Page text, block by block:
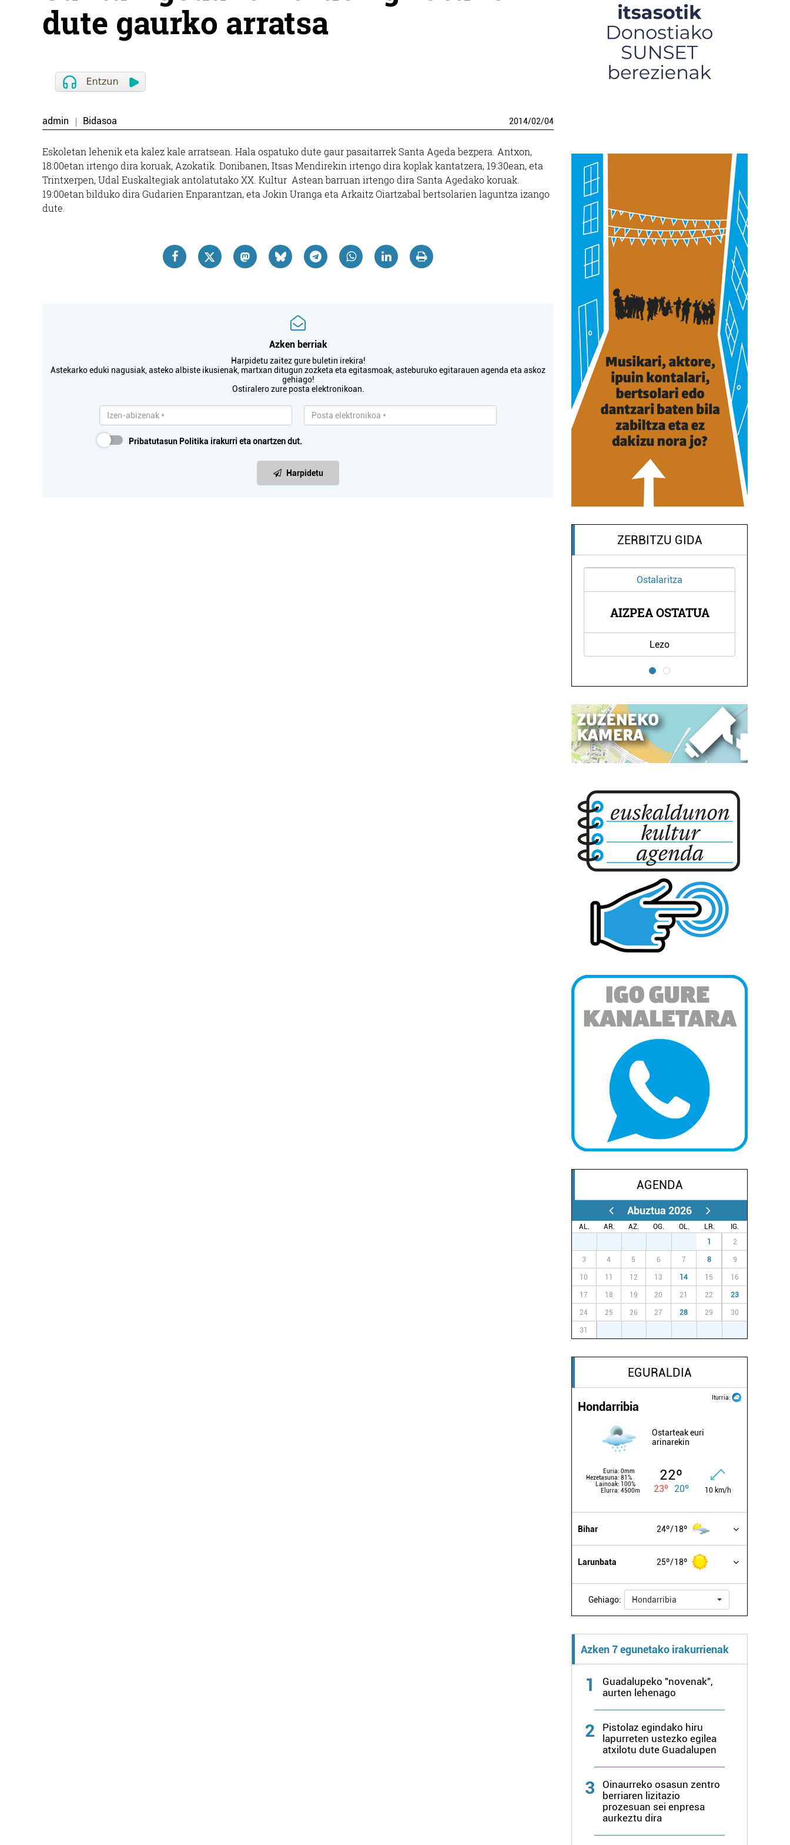
dute gaurko arratsa
admin Bidasoa 2014/02/04
Eskoletan lehenik eta kalez kale arratsean. Hala ospatuko dute gaur pasaitarrek Santa Ageda bezpera. Antxon,
18:00etan irtengo dira koruak, Azokatik. Donibanen, Itsas Mendirekin irtengo dira koplak kantatzera, 19:30ean, eta
Trintxerpen, Udal Euskaltegiak antolatutako XX. Kultur Astean barruan irtengo dira Santa Agedako koruak.
19:00etan bilduko dira Gudarien Enparantzan, eta Jokin Uranga eta Arkaitz Oiartzabal bertsolarien laguntza izango
dute.
Azken berriak
Harpidetu zaitez gure buletin irekira!
Astekarko eduki nagusiak, asteko albiste ikusienak, martxan ditugun zozketa eta egitasmoak, asteburuko egitarauen agenda eta askoz
gehiago!
Ostiralero zure posta elektronikoan.
Pribatutasun Politika irakurri eta onartzen dut.
Harpidetu
ZERBITZU GIDA
Ostalaritza
AIZPEA OSTATUA
Lezo
AGENDA
Abuztua 2026
AL. AR. AZ. OG. OL. LR.
IG.
1 2
3 4 5 6 7 8 9
10 11 12 13 14 15 16
17 18 19 20 21 22 23
24 25 26 27 28 29 30
31
EGURALDIA
Iturria:
Hondarribia
Ostarteak euri
arinarekin
Euria: 0mm
Hezetasuna: 81%
Lainoak: 100%
Elurra: 4500m
22º
23º 20º 10 km/h
Bihar 24º 18º
Larunbata 25º 18º
Gehiago: Hondarribia
Azken 7 egunetako irakurrienak
1
Guadalupeko "novenak",
aurten lehenago
2
Pistolaz egindako hiru
lapurreten ustezko egilea
atxilotu dute Guadalupen
3
Oinaurreko osasun zentro
berriaren lizitazio
prozesuan sei enpresa
aurkeztu dira